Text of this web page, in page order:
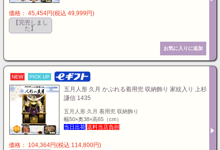
価格： 45,454円(税込 49,999円)
【完売しまし
た】
NEW PICK UP
五月人形 久月 かぶれる着用兜 収納飾り 家紋入り 上杉
謙信 1435
五月人形 久月 着用兜 収納飾り
幅50×奥38×高65（cm）
当日出荷 送料当店負担
価格： 104,364円(税込 114,800円)